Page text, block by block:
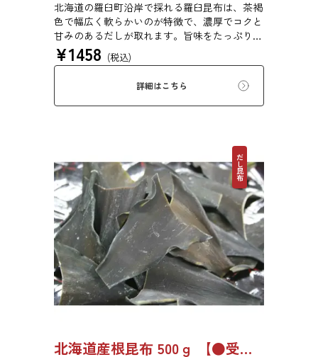
北海道の羅臼町沿岸で採れる羅臼昆布は、茶褐
色で幅広く軟らかいのが特徴で、濃厚でコクと
甘みのあるだしが取れます。旨味をたっぷり含
みもっちりした食感があるため、あらゆる用途
で評価の高い高級昆布です。
¥1458 (税込)
詳細はこちら
だし昆布
北海道産根昆布 500ｇ 【●受注生産品】8494